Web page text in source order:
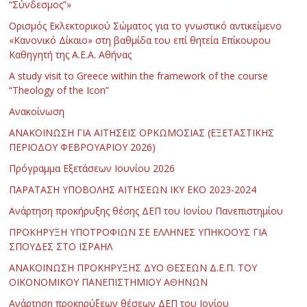
“Σύνδεσμος”»
Ορισμός Εκλεκτορικού Σώματος για το γνωστικό αντικείμενο
«Κανονικό Δίκαιο» στη βαθμίδα του επί θητεία Επίκουρου
Καθηγητή της Α.Ε.Α. Αθήνας
Α study visit to Greece within the framework of the course
“Theology of the Icon”
Ανακοίνωση
ΑΝΑΚΟΙΝΩΣΗ ΓΙΑ ΑΙΤΗΣΕΙΣ ΟΡΚΩΜΟΣΙΑΣ (ΕΞΕΤΑΣΤΙΚΗΣ
ΠΕΡΙΟΔΟΥ ΦΕΒΡΟΥΑΡΙΟΥ 2026)
Πρόγραμμα Εξετάσεων Ιουνίου 2026
ΠΑΡΑΤΑΣΗ ΥΠΟΒΟΛΗΣ ΑΙΤΗΣΕΩΝ ΙΚΥ ΕΚΟ 2023-2024
Ανάρτηση προκήρυξης θέσης ΔΕΠ του Ιονίου Πανεπιστημίου
ΠΡΟΚΗΡΥΞΗ ΥΠΟΤΡΟΦΙΩΝ ΣΕ ΕΛΛΗΝΕΣ ΥΠΗΚΟΟΥΣ ΓΙΑ
ΣΠΟΥΔΕΣ ΣΤΟ ΙΣΡΑΗΛ
ΑΝΑΚΟΙΝΩΣΗ ΠΡΟΚΗΡΥΞΗΣ ΔΥΟ ΘΕΣΕΩΝ Δ.Ε.Π. ΤΟΥ
ΟΙΚΟΝΟΜΙΚΟΥ ΠΑΝΕΠΙΣΤΗΜΙΟΥ ΑΘΗΝΩΝ
Ανάρτηση προκηρύξεων θέσεων ΔΕΠ του Ιονίου